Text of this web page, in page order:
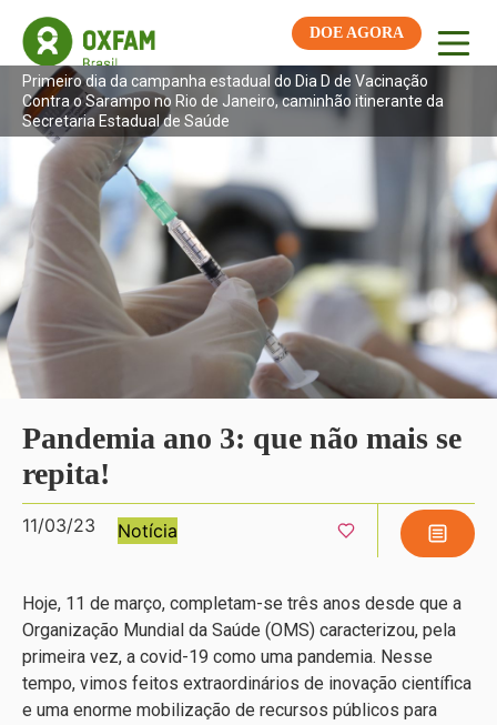
DOE AGORA
Primeiro dia da campanha estadual do Dia D de Vacinação
Contra o Sarampo no Rio de Janeiro, caminhão itinerante da
Secretaria Estadual de Saúde
Pandemia ano 3: que não mais se
repita!
11/03/23 Notícia
Hoje, 11 de março, completam-se três anos desde que a
Organização Mundial da Saúde (OMS) caracterizou, pela
primeira vez, a covid-19 como uma pandemia. Nesse
tempo, vimos feitos extraordinários de inovação científica
e uma enorme mobilização de recursos públicos para